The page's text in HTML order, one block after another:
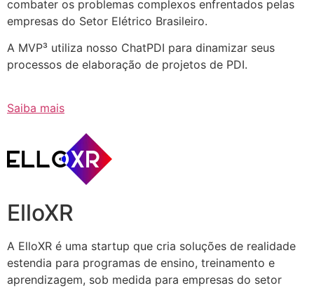
combater os problemas complexos enfrentados pelas
empresas do Setor Elétrico Brasileiro.
A MVP³ utiliza nosso ChatPDI para dinamizar seus
processos de elaboração de projetos de PDI.
Saiba mais
ElloXR
A ElloXR é uma startup que cria soluções de realidade
estendia para programas de ensino, treinamento e
aprendizagem, sob medida para empresas do setor